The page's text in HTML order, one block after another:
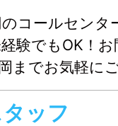
コールセンタ
験でもOK！
までお気軽に
ッフ